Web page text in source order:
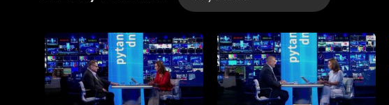
Wydania